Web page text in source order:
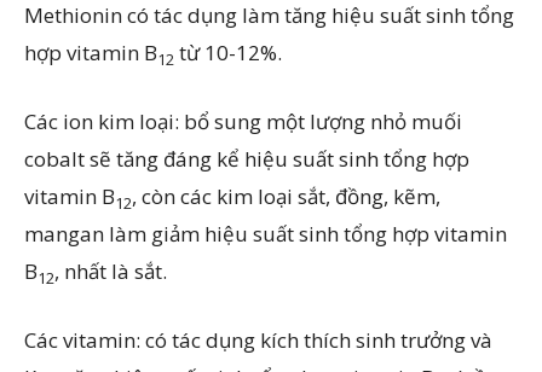
Methionin có tác dụng làm tăng hiệu suất sinh tổng
hợp vitamin B12 từ 10-12%.
Các ion kim loại: bổ sung một lượng nhỏ muối
cobalt sẽ tăng đáng kể hiệu suất sinh tổng hợp
vitamin B12, còn các kim loại sắt, đồng, kẽm,
mangan làm giảm hiệu suất sinh tổng hợp vitamin
B12, nhất là sắt.
Các vitamin: có tác dụng kích thích sinh trưởng và